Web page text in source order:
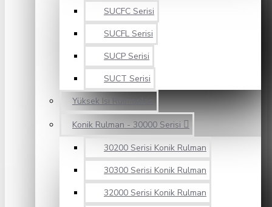
SUCFC Serisi
SUCFL Serisi
SUCP Serisi
SUCT Serisi
Yüksek Isı Rulmanları
Konik Rulman - 30000 Serisi
30200 Serisi Konik Rulman
30300 Serisi Konik Rulman
32000 Serisi Konik Rulman